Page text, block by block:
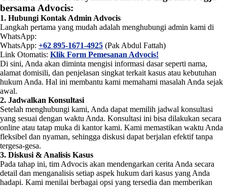
bersama Advocis:
1. Hubungi Kontak Admin Advocis
Langkah pertama yang mudah adalah menghubungi admin kami di
WhatsApp:
WhatsApp: +62 895-1671-4925 (Pak Abdul Fattah)
Link Otomatis: Klik Form Pemesanan Advocis!
Di sini, Anda akan diminta mengisi informasi dasar seperti nama,
alamat domisili, dan penjelasan singkat terkait kasus atau kebutuhan
hukum Anda. Hal ini membantu kami memahami masalah Anda sejak
awal.
2. Jadwalkan Konsultasi
Setelah menghubungi kami, Anda dapat memilih jadwal konsultasi
yang sesuai dengan waktu Anda. Konsultasi ini bisa dilakukan secara
online atau tatap muka di kantor kami. Kami memastikan waktu Anda
fleksibel dan nyaman, sehingga diskusi dapat berjalan efektif tanpa
tergesa-gesa.
3. Diskusi & Analisis Kasus
Pada tahap ini, tim Advocis akan mendengarkan cerita Anda secara
detail dan menganalisis setiap aspek hukum dari kasus yang Anda
hadapi. Kami menilai berbagai opsi yang tersedia dan memberikan